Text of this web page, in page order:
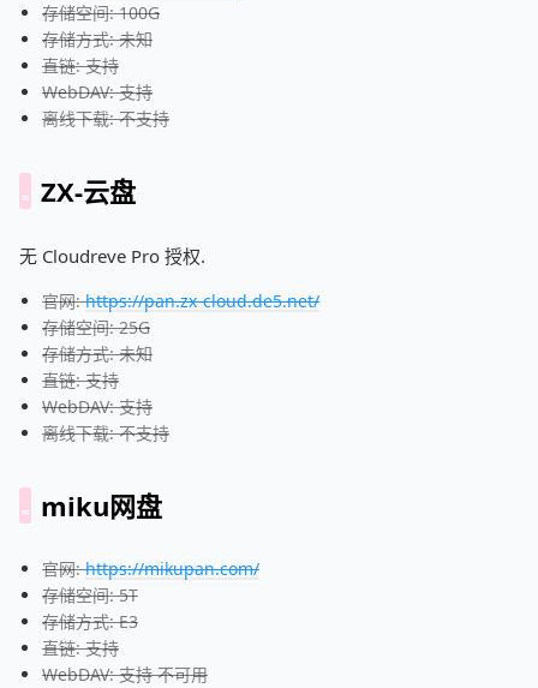
存储空间: 100G
存储方式: 未知
直链: 支持
WebDAV: 支持
离线下载: 不支持
ZX-云盘
无 Cloudreve Pro 授权.
官网:https://pan.zx-cloud.de5.net/
存储空间: 25G
存储方式: 未知
直链: 支持
WebDAV: 支持
离线下载: 不支持
miku网盘
官网:https://mikupan.com/
存储空间: 5T
存储方式: E3
直链: 支持
WebDAV: 支持 不可用